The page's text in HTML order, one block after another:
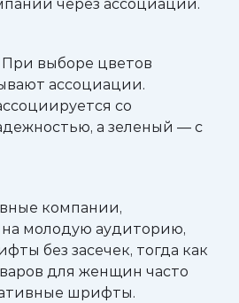
через ассоциации.
При выборе цветов
ассоциации.
со
а зеленый — с
компании,
молодую аудиторию,
без засечек, тогда как
для женщин часто
шрифты.